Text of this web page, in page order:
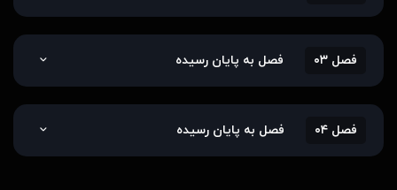
فصل ۰۳ فصل به پایان رسیده
فصل ۰۴ فصل به پایان رسیده